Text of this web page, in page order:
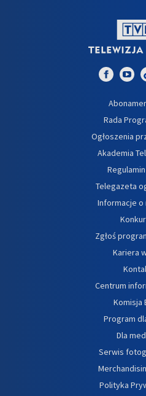
Rada
Ogłoszenia
Akademia
Telegazeta
Informacje o
Zgłoś
Kariera
Centrum
Komisja
Program
Dla
Serwis
Polityka